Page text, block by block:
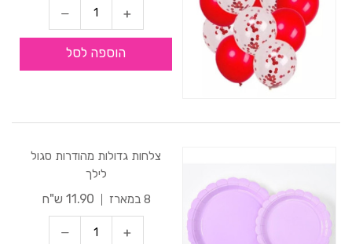
הוספה לסל
צלחות גדולות מהודרות סגול
לילך
8 במארז
11.90 ש"ח